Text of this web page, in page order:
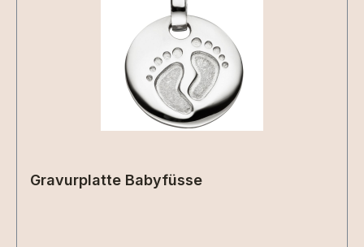
Gravurplatte Babyfüsse